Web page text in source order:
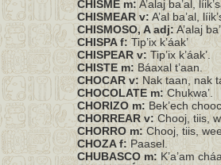
CHISME m: A’alaj ba’al,
CHISMEAR v:A’al ba’al,
CHISMOSO, A adj:A’alaj
CHISPA f:Tip’ix k’áak’
CHISPEAR v: Tip’ix k’áak’.
CHISTE m:Báaxal t’aan.
CHOCAR v:Nak taan, nak
CHOCOLATE m:Chukwa’.
CHORIZO m: Bek’ech
CHORREAR v:Chooj, tiis,
CHORRO m:Chooj, tiis,
CHOZA f:Paasel.
CHUBASCO m: K’a’am